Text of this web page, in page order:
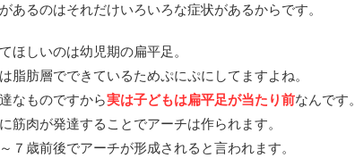
あるのはそれだけいろいろな症状があるからです。
ほしいのは幼児期の扁平足。
脂肪層でできているためぷにぷにしてますよね。
なものですから実は子どもは扁平足が当たり前なんです。
筋肉が発達することでアーチは作られます。
７歳前後でアーチが形成されると言われます。